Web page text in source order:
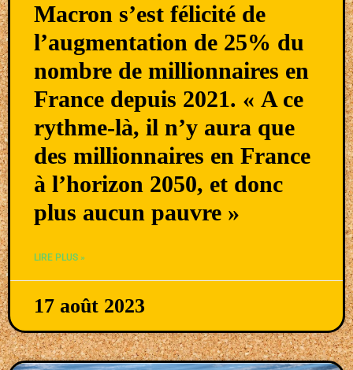
Macron s’est félicité de
l’augmentation de 25% du
nombre de millionnaires en
France depuis 2021. « A ce
rythme-là, il n’y aura que
des millionnaires en France
à l’horizon 2050, et donc
plus aucun pauvre »
LIRE PLUS »
17 août 2023